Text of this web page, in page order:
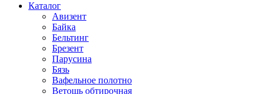
Каталог
Авизент
Байка
Бельтинг
Брезент
Парусина
Бязь
Вафельное полотно
Ветошь обтирочная